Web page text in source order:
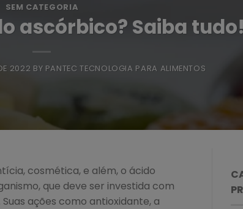
SEM CATEGORIA
ascórbico? Saiba
2022 BY PANTEC TECNOLOGIA PARA ALIMENTOS
cosmética, e além, o ácido
que deve ser investida com
ações como antioxidante, a